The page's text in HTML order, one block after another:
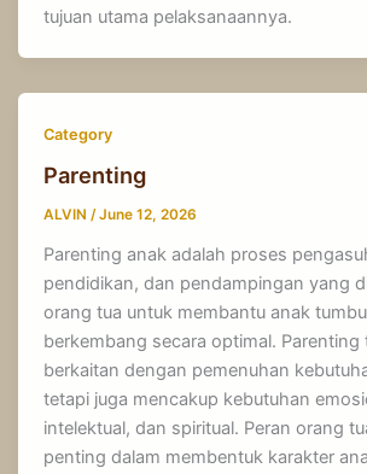
tujuan utama pelaksanaannya.
Category
Parenting
ALVIN/June 12, 2026
Parenting anak adalah proses
pendidikan, dan pendampingan yang
orang tua untuk membantu anak
berkembang secara optimal. Parenting
berkaitan dengan pemenuhan
tetapi juga mencakup kebutuhan
intelektual, dan spiritual. Peran orang
penting dalam membentuk karakter